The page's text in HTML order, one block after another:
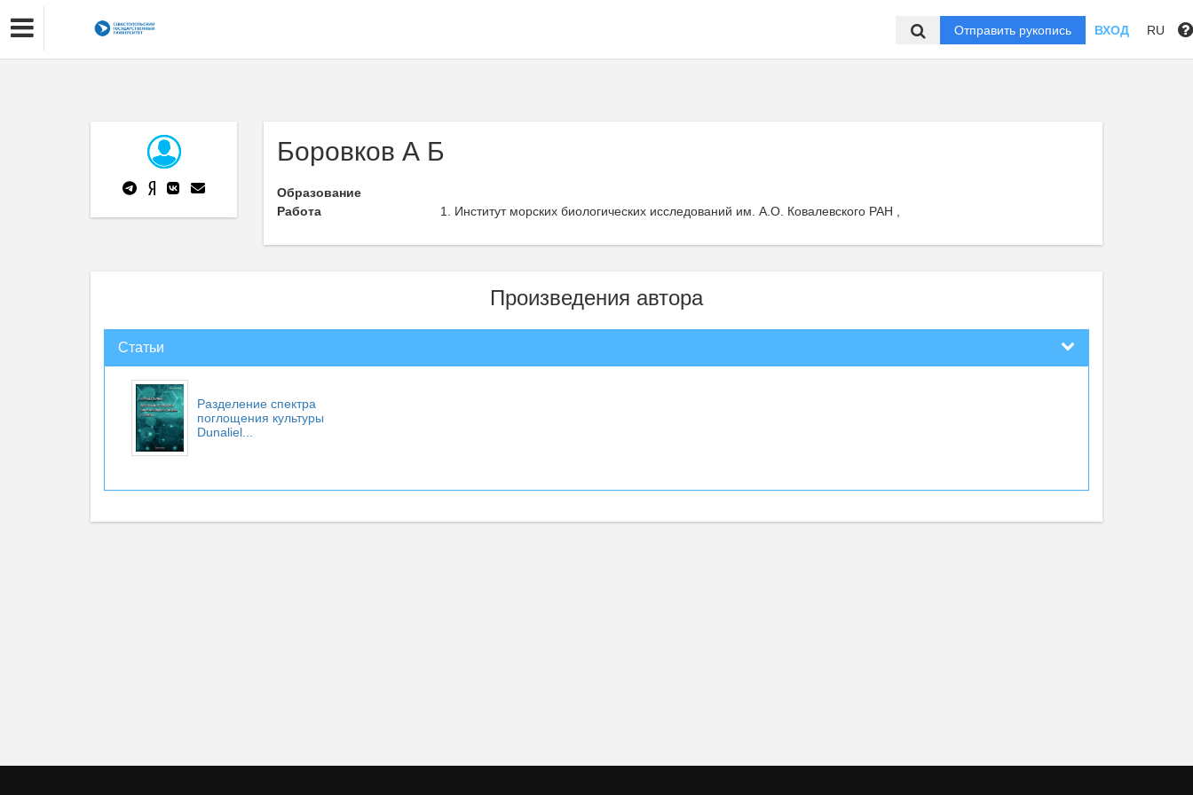
Отправить рукопись ВХОД RU
Боровков А Б
Образование
Работа
Институт морских биологических исследований им. А.О. Ковалевского РАН ,
Произведения автора
Статьи
Разделение спектра
поглощения культуры
Dunaliel...